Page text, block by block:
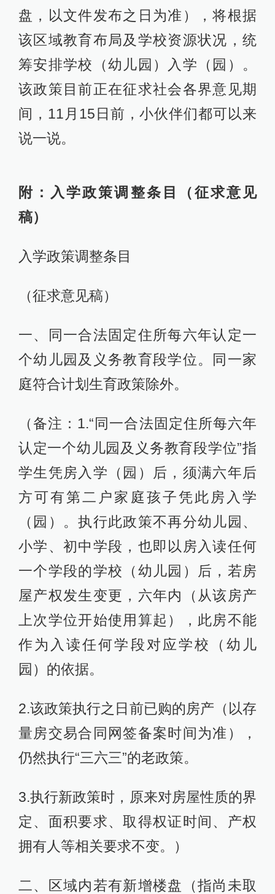
盘，以文件发布之日为准），将根据
该区域教育布局及学校资源状况，统
筹安排学校（幼儿园）入学（园）。
该政策目前正在征求社会各界意见期
间，11月15日前，小伙伴们都可以来
说一说。
附：入学政策调整条目（征求意见
稿）
入学政策调整条目
（征求意见稿）
一、同一合法固定住所每六年认定一
个幼儿园及义务教育段学位。同一家
庭符合计划生育政策除外。
（备注：1.“同一合法固定住所每六年
认定一个幼儿园及义务教育段学位”指
学生凭房入学（园）后，须满六年后
方可有第二户家庭孩子凭此房入学
（园）。执行此政策不再分幼儿园、
小学、初中学段，也即以房入读任何
一个学段的学校（幼儿园）后，若房
屋产权发生变更，六年内（从该房产
上次学位开始使用算起），此房不能
作为入读任何学段对应学校（幼儿
园）的依据。
2.该政策执行之日前已购的房产（以存
量房交易合同网签备案时间为准），
仍然执行“三六三”的老政策。
3.执行新政策时，原来对房屋性质的界
定、面积要求、取得权证时间、产权
拥有人等相关要求不变。）
二、区域内若有新增楼盘（指尚未取